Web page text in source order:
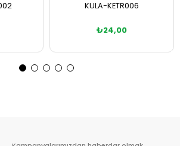
KULA-KETR006
₺24,00